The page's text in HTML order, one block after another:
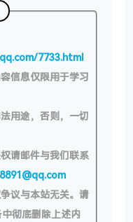
7733.html
信息仅限用于学习
用途，否则，一切
请邮件与我们联系
议与本站无关。请
彻底删除上述内